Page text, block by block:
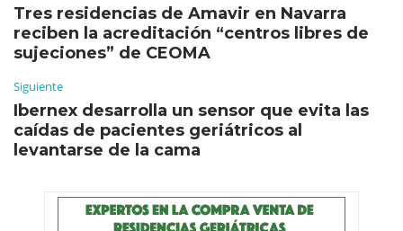
Tres residencias de Amavir en Navarra
reciben la acreditación “centros libres de
sujeciones” de CEOMA
Siguiente
Ibernex desarrolla un sensor que evita las
caídas de pacientes geriátricos al
levantarse de la cama